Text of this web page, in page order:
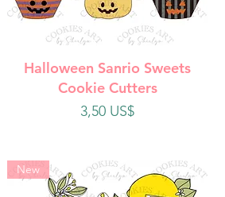
Vista rápida
Halloween Sanrio Sweets
Cookie Cutters
Precio
3,50 US$
New